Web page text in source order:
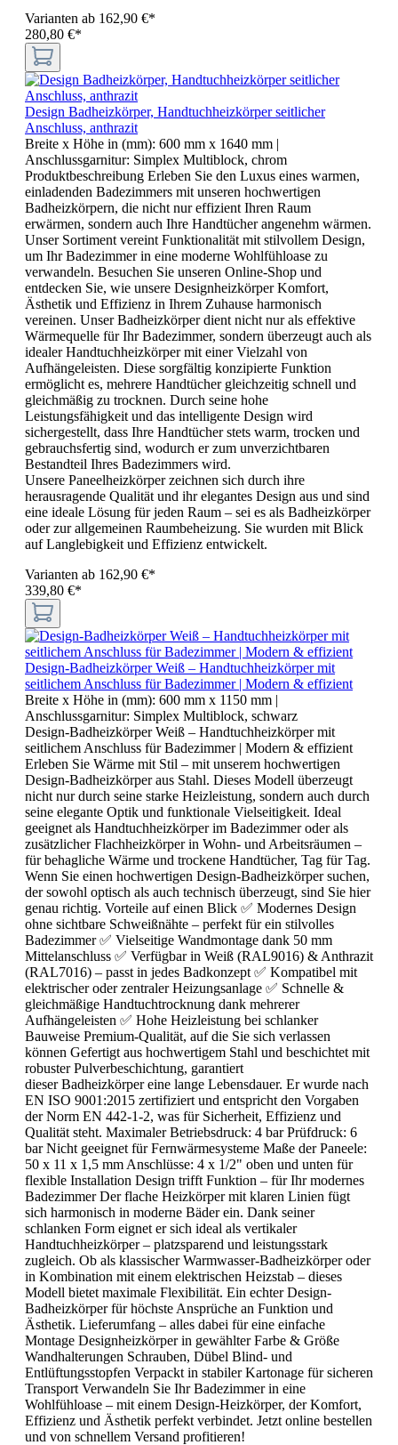
Varianten ab 162,90 €*
280,80 €*
Design Badheizkörper, Handtuchheizkörper seitlicher
Anschluss, anthrazit
Breite x Höhe in (mm): 600 mm x 1640 mm |
Anschlussgarnitur: Simplex Multiblock, chrom
Produktbeschreibung Erleben Sie den Luxus eines warmen,
einladenden Badezimmers mit unseren hochwertigen
Badheizkörpern, die nicht nur effizient Ihren Raum
erwärmen, sondern auch Ihre Handtücher angenehm wärmen.
Unser Sortiment vereint Funktionalität mit stilvollem Design,
um Ihr Badezimmer in eine moderne Wohlfühloase zu
verwandeln. Besuchen Sie unseren Online-Shop und
entdecken Sie, wie unsere Designheizkörper Komfort,
Ästhetik und Effizienz in Ihrem Zuhause harmonisch
vereinen. Unser Badheizkörper dient nicht nur als effektive
Wärmequelle für Ihr Badezimmer, sondern überzeugt auch als
idealer Handtuchheizkörper mit einer Vielzahl von
Aufhängeleisten. Diese sorgfältig konzipierte Funktion
ermöglicht es, mehrere Handtücher gleichzeitig schnell und
gleichmäßig zu trocknen. Durch seine hohe
Leistungsfähigkeit und das intelligente Design wird
sichergestellt, dass Ihre Handtücher stets warm, trocken und
gebrauchsfertig sind, wodurch er zum unverzichtbaren
Bestandteil Ihres Badezimmers wird.
Unsere Paneelheizkörper zeichnen sich durch ihre
herausragende Qualität und ihr elegantes Design aus und sind
eine ideale Lösung für jeden Raum – sei es als Badheizkörper
oder zur allgemeinen Raumbeheizung. Sie wurden mit Blick
auf Langlebigkeit und Effizienz entwickelt.
Varianten ab 162,90 €*
339,80 €*
Design-Badheizkörper Weiß – Handtuchheizkörper mit
seitlichem Anschluss für Badezimmer | Modern & effizient
Breite x Höhe in (mm): 600 mm x 1150 mm |
Anschlussgarnitur: Simplex Multiblock, schwarz
Design-Badheizkörper Weiß – Handtuchheizkörper mit
seitlichem Anschluss für Badezimmer | Modern & effizient
Erleben Sie Wärme mit Stil – mit unserem hochwertigen
Design-Badheizkörper aus Stahl. Dieses Modell überzeugt
nicht nur durch seine starke Heizleistung, sondern auch durch
seine elegante Optik und funktionale Vielseitigkeit. Ideal
geeignet als Handtuchheizkörper im Badezimmer oder als
zusätzlicher Flachheizkörper in Wohn- und Arbeitsräumen –
für behagliche Wärme und trockene Handtücher, Tag für Tag.
Wenn Sie einen hochwertigen Design-Badheizkörper suchen,
der sowohl optisch als auch technisch überzeugt, sind Sie hier
genau richtig. Vorteile auf einen Blick ✅ Modernes Design
ohne sichtbare Schweißnähte – perfekt für ein stilvolles
Badezimmer ✅ Vielseitige Wandmontage dank 50 mm
Mittelanschluss ✅ Verfügbar in Weiß (RAL9016) & Anthrazit
(RAL7016) – passt in jedes Badkonzept ✅ Kompatibel mit
elektrischer oder zentraler Heizungsanlage ✅ Schnelle &
gleichmäßige Handtuchtrocknung dank mehrerer
Aufhängeleisten ✅ Hohe Heizleistung bei schlanker
Bauweise Premium-Qualität, auf die Sie sich verlassen
können Gefertigt aus hochwertigem Stahl und beschichtet mit
robuster Pulverbeschichtung, garantiert
dieser Badheizkörper eine lange Lebensdauer. Er wurde nach
EN ISO 9001:2015 zertifiziert und entspricht den Vorgaben
der Norm EN 442-1-2, was für Sicherheit, Effizienz und
Qualität steht. Maximaler Betriebsdruck: 4 bar Prüfdruck: 6
bar Nicht geeignet für Fernwärmesysteme Maße der Paneele:
50 x 11 x 1,5 mm Anschlüsse: 4 x 1/2" oben und unten für
flexible Installation Design trifft Funktion – für Ihr modernes
Badezimmer Der flache Heizkörper mit klaren Linien fügt
sich harmonisch in moderne Bäder ein. Dank seiner
schlanken Form eignet er sich ideal als vertikaler
Handtuchheizkörper – platzsparend und leistungsstark
zugleich. Ob als klassischer Warmwasser-Badheizkörper oder
in Kombination mit einem elektrischen Heizstab – dieses
Modell bietet maximale Flexibilität. Ein echter Design-
Badheizkörper für höchste Ansprüche an Funktion und
Ästhetik. Lieferumfang – alles dabei für eine einfache
Montage Designheizkörper in gewählter Farbe & Größe
Wandhalterungen Schrauben, Dübel Blind- und
Entlüftungsstopfen Verpackt in stabiler Kartonage für sicheren
Transport Verwandeln Sie Ihr Badezimmer in eine
Wohlfühloase – mit einem Design-Heizkörper, der Komfort,
Effizienz und Ästhetik perfekt verbindet. Jetzt online bestellen
und von schnellem Versand profitieren!